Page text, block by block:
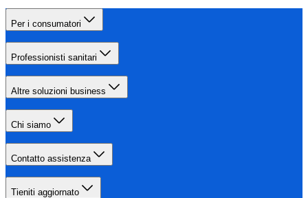
Per i consumatori
Professionisti sanitari
Altre soluzioni business
Chi siamo
Contatto assistenza
Tieniti aggiornato